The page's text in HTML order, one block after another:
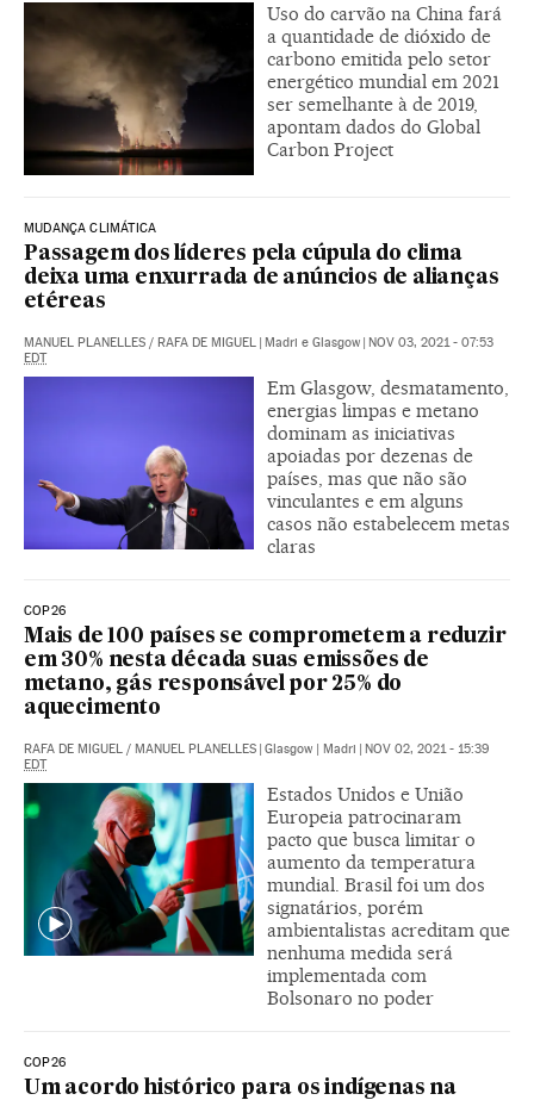
Uso do carvão na China fará
a quantidade de dióxido de
carbono emitida pelo setor
energético mundial em 2021
ser semelhante à de 2019,
apontam dados do Global
Carbon Project
MUDANÇA CLIMÁTICA
Passagem dos líderes pela cúpula do clima
deixa uma enxurrada de anúncios de alianças
etéreas
MANUEL PLANELLES / RAFA DE MIGUEL | Madri e Glasgow | NOV 03, 2021 - 07:53
EDT
Em Glasgow, desmatamento,
energias limpas e metano
dominam as iniciativas
apoiadas por dezenas de
países, mas que não são
vinculantes e em alguns
casos não estabelecem metas
claras
COP26
Mais de 100 países se comprometem a reduzir
em 30% nesta década suas emissões de
metano, gás responsável por 25% do
aquecimento
RAFA DE MIGUEL / MANUEL PLANELLES | Glasgow | Madri | NOV 02, 2021 - 15:39
EDT
Estados Unidos e União
Europeia patrocinaram
pacto que busca limitar o
aumento da temperatura
mundial. Brasil foi um dos
signatários, porém
ambientalistas acreditam que
nenhuma medida será
implementada com
Bolsonaro no poder
COP26
Um acordo histórico para os indígenas na